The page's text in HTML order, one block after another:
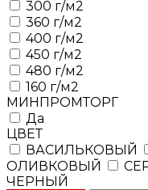
300 г/м2
360 г/м2
400 г/м2
450 г/м2
480 г/м2
160 г/м2
МИНПРОМТОРГ
Да
ЦВЕТ
ВАСИЛЬКОВЫЙ
ОЛИВКОВЫЙ
ЧЕРНЫЙ